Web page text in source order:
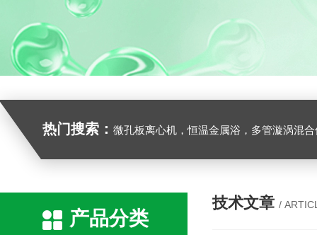
热门搜索： 微孔板离心机，恒温金属浴，多管漩涡混合仪，梅毒旋转仪,红外线灭菌器，微孔板恒温振荡器，恒温混匀仪，水平摇床，牛奶抗生素恒
产品分类
技术文章 /